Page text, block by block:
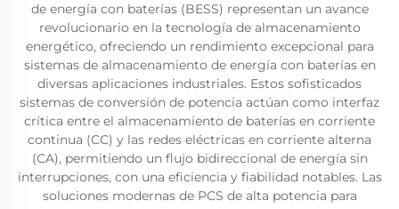
de energía con baterías (BESS) representan un avance
revolucionario en la tecnología de almacenamiento
energético, ofreciendo un rendimiento excepcional para
sistemas de almacenamiento de energía con baterías en
diversas aplicaciones industriales. Estos sofisticados
sistemas de conversión de potencia actúan como interfaz
crítica entre el almacenamiento de baterías en corriente
continua (CC) y las redes eléctricas en corriente alterna
(CA), permitiendo un flujo bidireccional de energía sin
interrupciones, con una eficiencia y fiabilidad notables. Las
soluciones modernas de PCS de alta potencia para